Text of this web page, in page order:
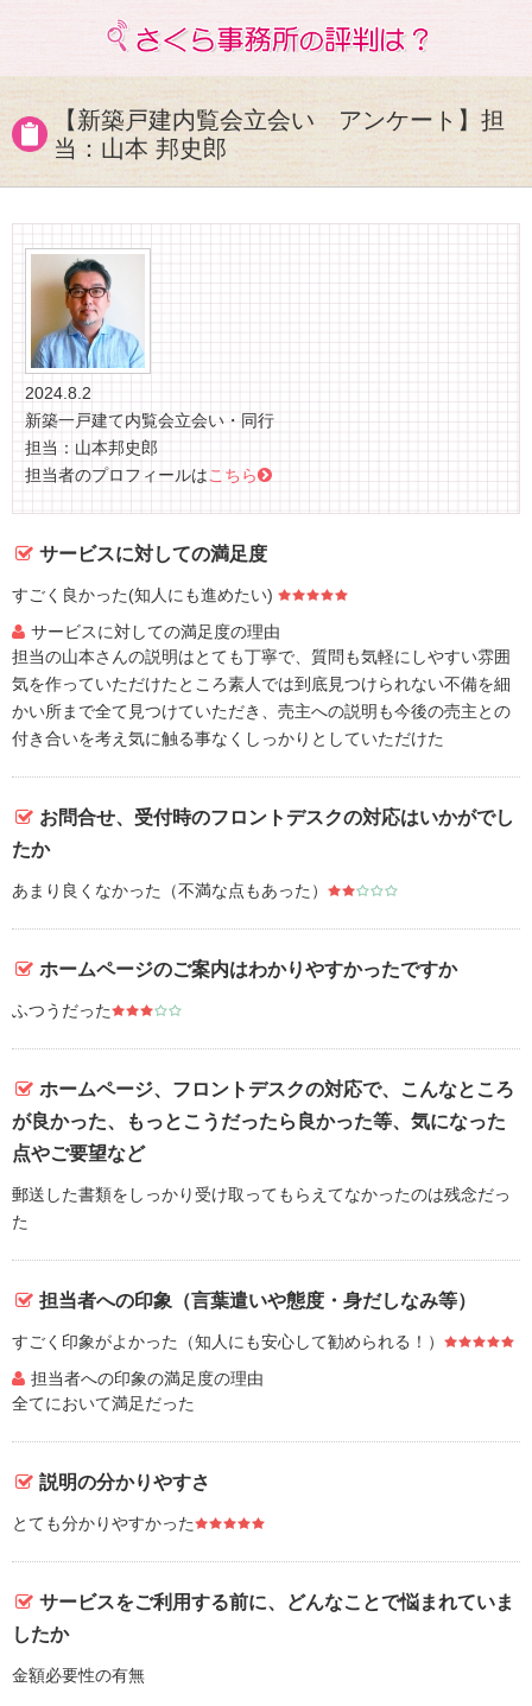
【新築戸建内覧会立会い アンケート】担
当：山本 邦史郎
2024.8.2
新築一戸建て内覧会立会い・同行
担当：山本邦史郎
担当者のプロフィールはこちら
サービスに対しての満足度
すごく良かった(知人にも進めたい)
サービスに対しての満足度の理由
担当の山本さんの説明はとても丁寧で、質問も気軽にしやすい雰囲
気を作っていただけたところ素人では到底見つけられない不備を細
かい所まで全て見つけていただき、売主への説明も今後の売主との
付き合いを考え気に触る事なくしっかりとしていただけた
お問合せ、受付時のフロントデスクの対応はいかがでし
たか
あまり良くなかった（不満な点もあった）
ホームページのご案内はわかりやすかったですか
ふつうだった
ホームページ、フロントデスクの対応で、こんなところ
が良かった、もっとこうだったら良かった等、気になった
点やご要望など
郵送した書類をしっかり受け取ってもらえてなかったのは残念だっ
た
担当者への印象（言葉遣いや態度・身だしなみ等）
すごく印象がよかった（知人にも安心して勧められる！）
担当者への印象の満足度の理由
全てにおいて満足だった
説明の分かりやすさ
とても分かりやすかった
サービスをご利用する前に、どんなことで悩まれていま
したか
金額必要性の有無